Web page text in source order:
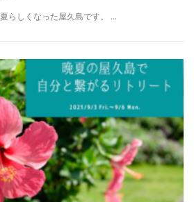
らしくなった屋久島です。 …